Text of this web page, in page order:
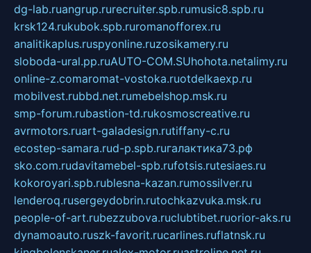
dg-lab.ruangrup.rurecruiter.spb.rumusic8.spb.ru
krsk124.rukubok.spb.ruromanofforex.ru
analitikaplus.ruspyonline.ruzosikamery.ru
sloboda-ural.pp.ruAUTO-COM.SUhohota.netalimy.ru
online-z.comaromat-vostoka.ruotdelkaexp.ru
mobilvest.rubbd.net.rumebelshop.msk.ru
smp-forum.rubastion-td.rukosmoscreative.ru
avrmotors.ruart-galadesign.rutiffany-c.ru
ecostep-samara.rud-p.spb.ruгалактика73.рф
sko.com.rudavitamebel-spb.rufotsis.rutesiaes.ru
kokoroyari.spb.rublesna-kazan.rumossilver.ru
lenderoq.rusergeydobrin.rutochkazvuka.msk.ru
people-of-art.rubezzubova.ruclubtibet.ruorior-aks.ru
dynamoauto.ruszk-favorit.rucarlines.ruflatnsk.ru